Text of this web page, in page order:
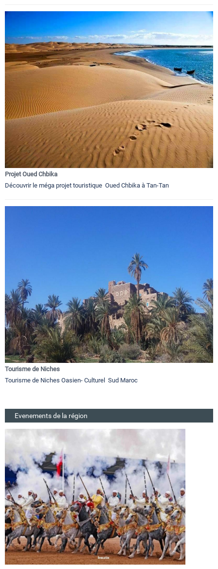
Projet Oued Chbika
Découvrir le méga projet touristique Oued Chbika à Tan-Tan
Tourisme de Niches
Tourisme de Niches Oasien- Culturel Sud Maroc
Evenements de la région